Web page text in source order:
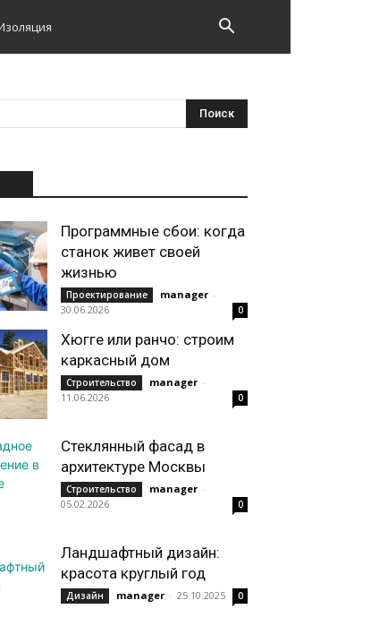
Программные сбои: когда
станок живет своей
жизнью
Проектирование manager -
30.06.2026
0
Хюгге или ранчо: строим
каркасный дом
Строительство manager -
11.06.2026
0
Стеклянный фасад в
архитектуре Москвы
Строительство manager -
05.02.2026
0
Ландшафтный дизайн:
красота круглый год
Дизайн manager - 25.10.2025 0